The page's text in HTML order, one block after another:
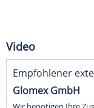
Video
Empfohlener
Glomex GmbH